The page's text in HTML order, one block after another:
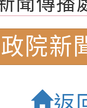
政策溝
新村眷
》主題
115年
「正
教育(
府LED
播影片
東博
院新
月份
返